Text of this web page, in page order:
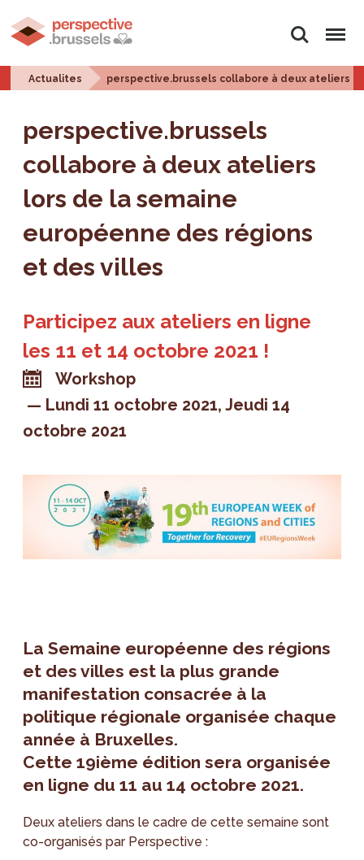
Rechercher
Menu
Actualites perspective.brussels collabore à deux ateliers
perspective.brussels
collabore à deux ateliers
lors de la semaine
européenne des régions
et des villes
Participez aux ateliers en ligne
les 11 et 14 octobre 2021 !
Workshop
Lundi 11 octobre 2021 Jeudi 14
octobre 2021
La Semaine européenne des régions
et des villes est la plus grande
manifestation consacrée à la
politique régionale organisée chaque
année à Bruxelles.
Cette 19ième édition sera organisée
en ligne du 11 au 14 octobre 2021.
Deux ateliers dans le cadre de cette semaine sont
co-organisés par Perspective :